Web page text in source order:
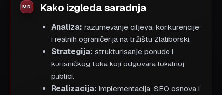
Kako izgleda saradnja
Analiza: razumevanje ciljeva, konkurencije
i realnih ograničenja na tržištu Zlatiborski.
Strategija: strukturisanje ponude i
korisničkog toka koji odgovara lokalnoj
publici.
Realizacija: implementacija, SEO osnova i